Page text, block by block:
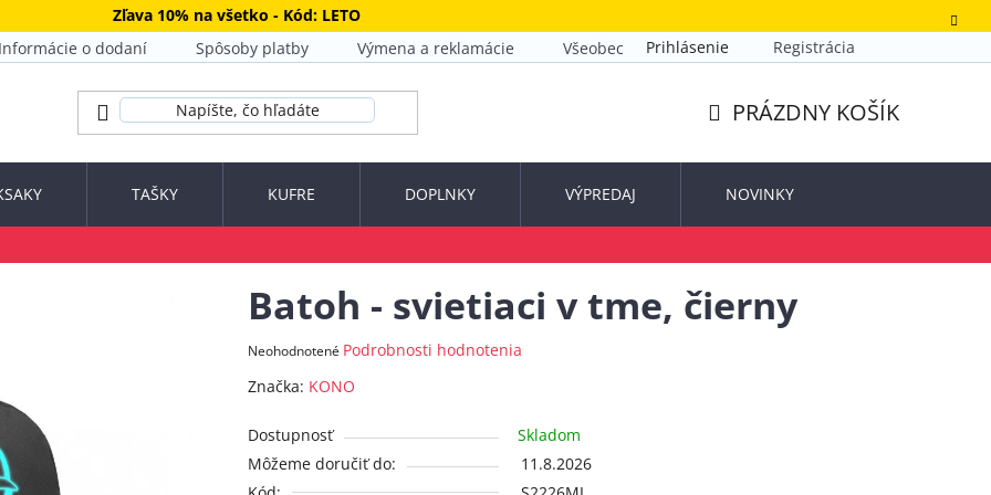
Zľava 10% na všetko - Kód: LETO
Informácie o dodaní Spôsoby platby Výmena a reklamácie Všeobecné obchodné podmienky
Prihlásenie Registrácia
KOŠÍK
PRÁZDNY KOŠÍK
TAŠKY KUFRE DOPLNKY VÝPREDAJ NOVINKY
Batoh - svietiaci v tme, čierny
Priemerné
produktu
z
Neohodnotené Podrobnosti hodnotenia
Značka: KONO
Dostupnosť
Skladom
Môžeme doručiť do:
11.8.2026